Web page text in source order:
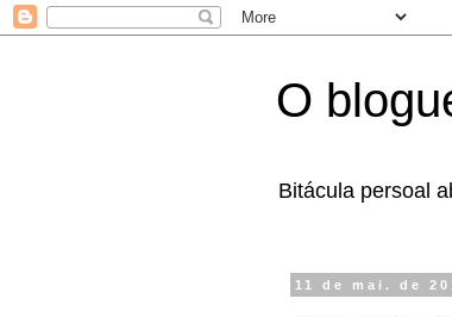
O
Bitácula persoal
11 de mai. de